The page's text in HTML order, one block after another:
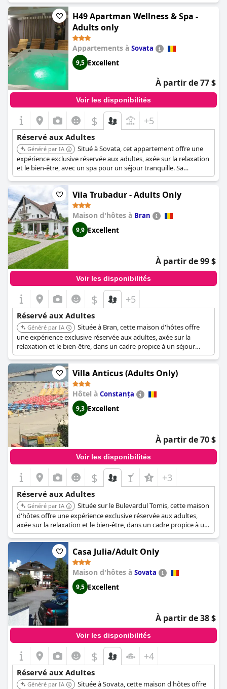
pour les voyageurs adultes en quête de loisirs et de commodité.
H49 Apartman Wellness & Spa -
Adults only
Appartements à Sovata
9,5 Excellent
À partir de 77 $
Voir les disponibilités
$ +5
Réservé aux Adultes
Généré par IA
Situé à Sovata, cet appartement offre une
expérience exclusive réservée aux adultes, axée sur la relaxation
et le bien-être, avec un spa pour un séjour tranquille. Sa
situation permet d'accéder à la ville, renforçant son attrait pour
les voyageurs adultes en quête de loisirs et de commodité.
Vila Trubadur - Adults Only
Maison d'hôtes à Bran
9,9 Excellent
À partir de 99 $
Voir les disponibilités
$ +5
Réservé aux Adultes
Généré par IA
Située à Bran, cette maison d'hôtes offre
une expérience exclusive réservée aux adultes, axée sur la
relaxation et le bien-être, dans un cadre propice à un séjour
tranquille. Sa situation permet un accès facile à la ville,
renforçant son attrait pour les voyageurs adultes recherchant à
la fois loisirs et commodité.Villa Anticus (Adults Only)
Hôtel à Constanța
9,3 Excellent
À partir de 70 $
Voir les disponibilités
$ +3
Réservé aux Adultes
Généré par IA
Située sur le Bulevardul Tomis, cette maison
d'hôtes offre une expérience exclusive réservée aux adultes,
axée sur la relaxation et le bien-être, dans un cadre propice à un
séjour tranquille. Son emplacement offre un accès à la ville,
augmentant son attrait pour les voyageurs adultes recherchant
à la fois loisirs et commodité.Casa Julia/Adult Only
Maison d'hôtes à Sovata
9,5 Excellent
À partir de 38 $
Voir les disponibilités
$ +4
Réservé aux Adultes
Généré par IA
Située à Sovata, cette maison d'hôtes offre